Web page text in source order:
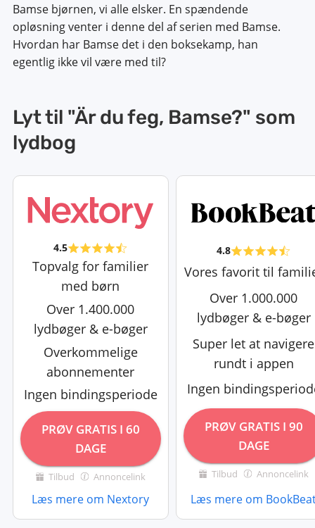
Bamse bjørnen, vi alle elsker. En spændende
opløsning venter i denne del af serien med Bamse.
Hvordan har Bamse det i den boksekamp, ​​han
egentlig ikke vil være med til?
Lyt til "Är du feg, Bamse?" som
lydbog
4.5
Topvalg for familier
med børn
Over 1.400.000
lydbøger & e-bøger
Overkommelige
abonnementer
Ingen bindingsperiode
PRØV GRATIS I 60
DAGE
Tilbud Annoncelink
Læs mere om Nextory
4.8
Vores favorit til
Over 1.000.000
lydbøger & e-bøger
Super let at navigere
rundt i appen
Ingen
PRØV GRATIS I 90
DAGE
Tilbud Annoncelink
Læs mere om